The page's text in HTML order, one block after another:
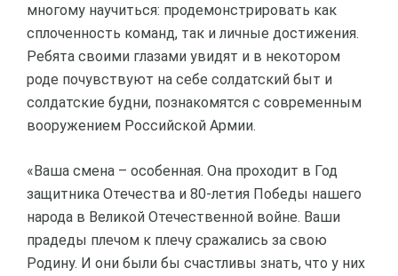
многому научиться: продемонстрировать как
сплоченность команд, так и личные достижения.
Ребята своими глазами увидят и в некотором
роде почувствуют на себе солдатский быт и
солдатские будни, познакомятся с современным
вооружением Российской Армии.
«Ваша смена – особенная. Она проходит в Год
защитника Отечества и 80-летия Победы нашего
народа в Великой Отечественной войне. Ваши
прадеды плечом к плечу сражались за свою
Родину. И они были бы счастливы знать, что у них